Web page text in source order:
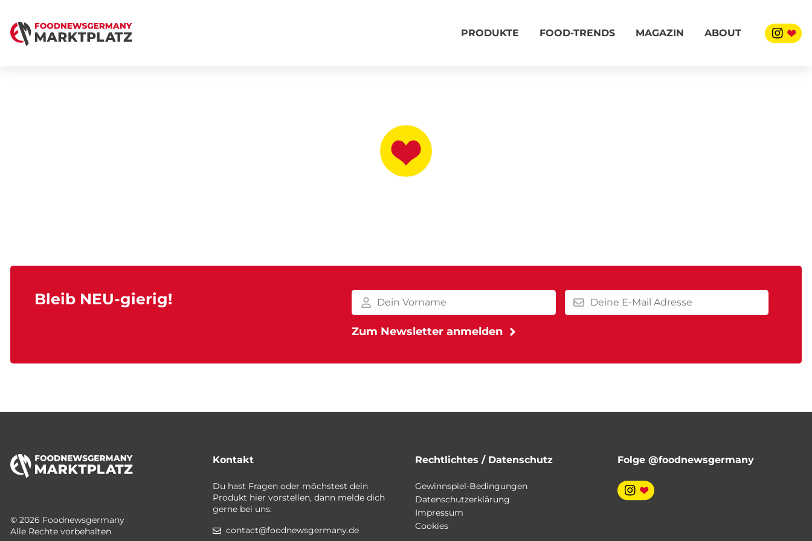
PRODUKTE FOOD-TRENDS MAGAZIN ABOUT
Bleib NEU-gierig!
© 2026 Foodnewsgermany
Alle Rechte vorbehalten
Kontakt
Du hast Fragen oder möchstest dein
Produkt hier vorstellen, dann melde dich
gerne bei uns:
contact@foodnewsgermany.de
Rechtlichtes / Datenschutz
Gewinnspiel-Bedingungen
Datenschutzerklärung
Impressum
Cookies
Folge @foodnewsgermany